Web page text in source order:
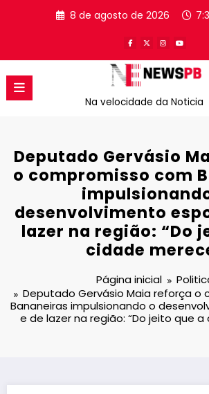
8 de agosto de 2026
Na velocidade da Noticia
Deputado Gervásio
o compromisso com
desenvolvimento
lazer na região: “Do
cidade
Página inicial
Deputado Gervásio Maia reforça o
Bananeiras impulsionando o
e de lazer na região: “Do jeito que